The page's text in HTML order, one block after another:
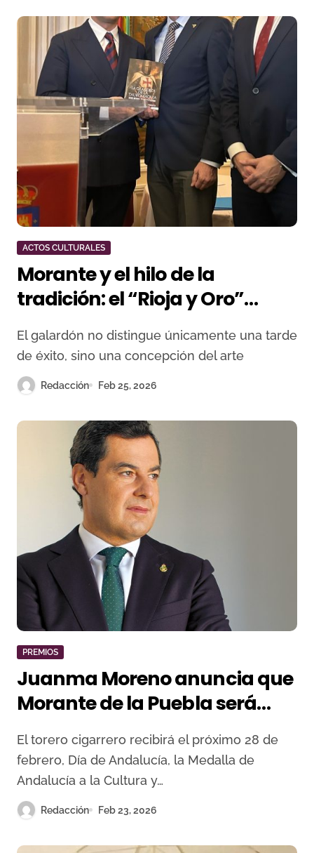
ACTOS CULTURALES
Morante y el hilo de la
tradición: el “Rioja y Oro”
como reconocimiento a una
tauromaquia eterna
El galardón no distingue únicamente una tarde
de éxito, sino una concepción del arte
Redacción Feb 25, 2026
PREMIOS
Juanma Moreno anuncia que
Morante de la Puebla será
Medalla de Andalucía 2026:
“Ha trascendido la historia de
la Tauromaquia”
El torero cigarrero recibirá el próximo 28 de
febrero, Día de Andalucía, la Medalla de
Andalucía a la Cultura y…
Redacción Feb 23, 2026